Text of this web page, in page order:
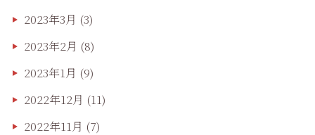
2023年3月 (3)
2023年2月 (8)
2023年1月 (9)
2022年12月 (11)
2022年11月 (7)